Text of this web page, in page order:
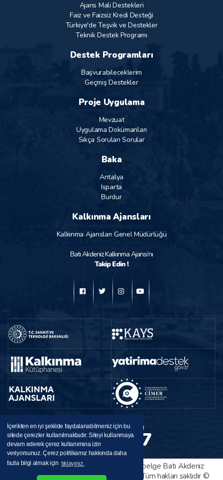
İçerikten en iyi şekilde faydalanabilmeniz için bu
sitede çerezler kullanılmaktadır. Siteyi kullanmaya
devam ederek çerez kullanımına izin
veriyorsunuz. Çerez politikamız hakkında daha
fazla bilgi almak için tıklayınız.
Ajans Mali Destekleri
Faiz ve Faizsiz Kredi Desteği
Türkiye'de Teşvik ve Destekler
Teknik Destek Programı
Destek Programları
Başvurabileceklerim
Geçmiş Destekler
Proje Uygulama
Mevzuat
Uygulama Dokümanları
Sıkça Sorulan Sorular
Baka
Antalya
Isparta
Burdur
Kalkınma Ajansları
Kalkınma Ajansları Genel Müdürlüğü
Batı Akdeniz Kalkınma Ajansı’nı
Takip Edin !
BAKADestek Hattı
0246 224 37 37
Bu sitede yayınlanan her türlü bilgi ve belge Batı Akdeniz
Kalkınma Ajansı tarafından sağlanmıştır. Tüm hakları saklıdır ©